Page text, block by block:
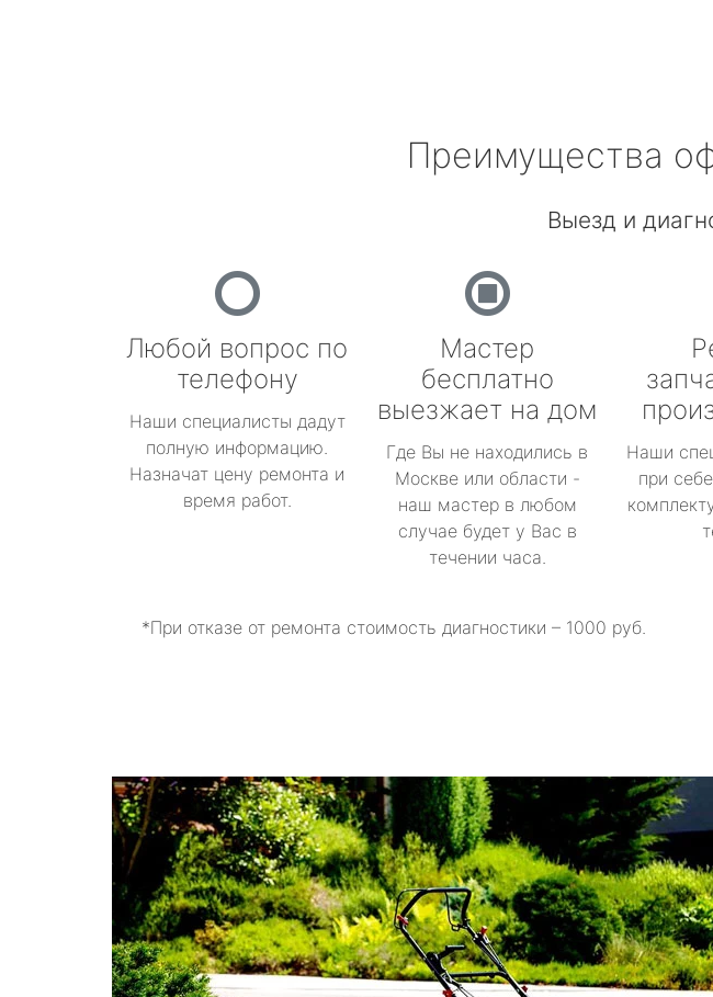
Преимущества
Выезд и
Любой вопрос по
телефону
Наши специалисты дадут
полную информацию.
Назначат цену ремонта и
время работ.
Мастер
бесплатно
выезжает на дом
Где Вы не находились в
Москве или области -
наш мастер в любом
случае будет у Вас в
течении часа.
Наши
при
*При отказе от ремонта стоимость диагностики – 1000 руб.